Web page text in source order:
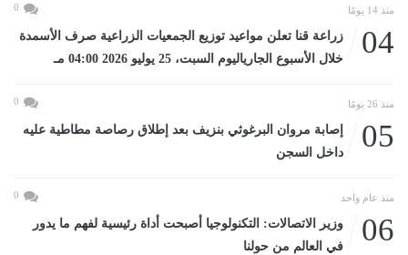
منذ 14 يومًا 0
04
زراعة قنا تعلن مواعيد توزيع الجمعيات الزراعية صرف الأسمدة
خلال الأسبوع الجارياليوم السبت، 25 يوليو 2026 04:00 مـ
منذ 26 يومًا 0
05
إصابة مروان البرغوثي بنزيف بعد إطلاق رصاصة مطاطية عليه
داخل السجن
منذ عام واحد 0
06
وزير الاتصالات: التكنولوجيا أصبحت أداة رئيسية لفهم ما يدور
في العالم من حولنا